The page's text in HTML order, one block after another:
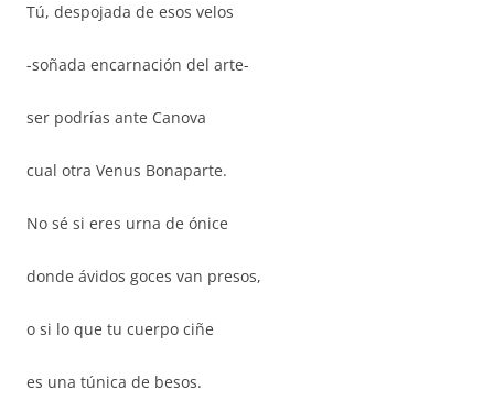
Tú, despojada de esos velos
-soñada encarnación del arte-
ser podrías ante Canova
cual otra Venus Bonaparte.
No sé si eres urna de ónice
donde ávidos goces van presos,
o si lo que tu cuerpo ciñe
es una túnica de besos.